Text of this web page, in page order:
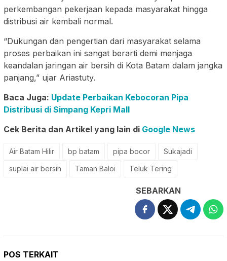
perkembangan pekerjaan kepada masyarakat hingga
distribusi air kembali normal.
“Dukungan dan pengertian dari masyarakat selama
proses perbaikan ini sangat berarti demi menjaga
keandalan jaringan air bersih di Kota Batam dalam jangka
panjang,” ujar Ariastuty.
Baca Juga: Update Perbaikan Kebocoran Pipa
Distribusi di Simpang Kepri Mall
Cek Berita dan Artikel yang lain di Google News
Air Batam Hilir bp batam pipa bocor
Sukajadi
suplai air bersih
Taman Baloi Teluk Tering
SEBARKAN
POS TERKAIT